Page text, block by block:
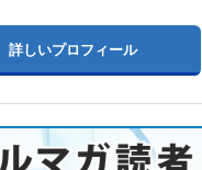
詳しいプロフィール